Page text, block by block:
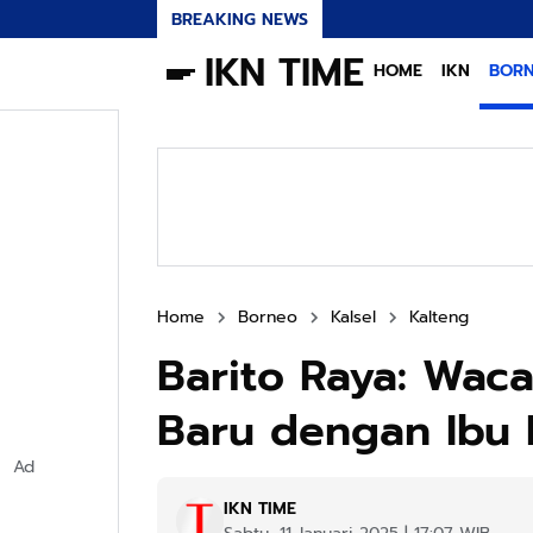
BREAKING NEWS
IKN TIME HOME IKN
Home Borneo Kalsel Kalteng
Barito Raya:
Baru dengan Ibu
IKN TIME
Ad